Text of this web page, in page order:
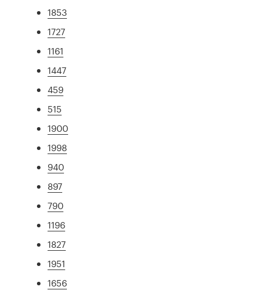
1853
1727
1161
1447
459
515
1900
1998
940
897
790
1196
1827
1951
1656